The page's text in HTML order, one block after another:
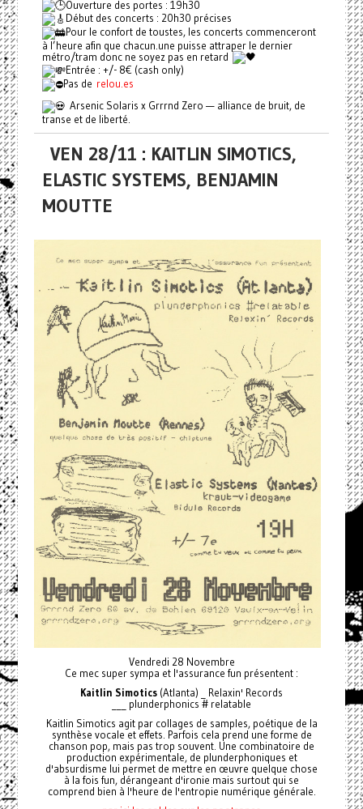
Ouverture des portes : 19h30
Début des concerts : 20h30 précises
Pour le confort de toustes, les concerts commenceront
à l’heure afin que chacun.une puisse attraper le dernier
métro/tram donc ne soyez pas en retard
Entrée : +/- 8€ (cash only)
Pas de relou.es
Arsenic Solaris x Grrrnd Zero — alliance de bruit, de
transe et de liberté.
VEN 28/11 : KAITLIN SIMOTICS,
ELASTIC SYSTEMS, BENJAMIN
MOUTTE
Vendredi 28 Novembre
Ce mec super sympa et l'assurance fun présentent :
Kaitlin Simotics (Atlanta) _ Relaxin' Records
___ plunderphonics # relatable
Kaitlin Simotics agit par collages de samples, poétique de la
synthèse vocale et effets. Parfois cela prend une forme de
chanson pop, mais pas trop souvent. Une combinatoire de
production expérimentale, de plunderphoniques et
d'absurdisme lui permet de mettre en œuvre quelque chose
à la fois fun, dérangeant d'ironie mais surtout qui se
comprend bien à l'heure de l'entropie numérique générale.